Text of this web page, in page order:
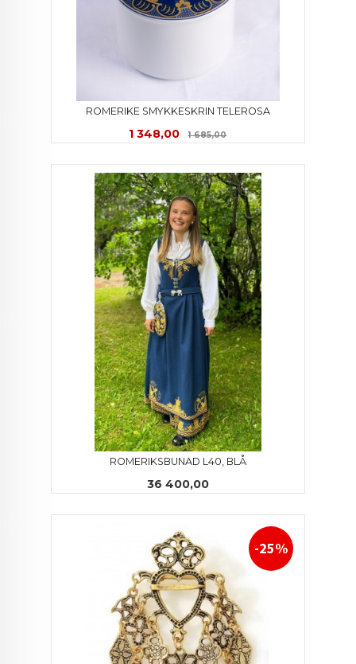
ROMERIKE SMYKKESKRIN TELEROSA
Tilbud
1 348,00 1 685,00Rabatt
ROMERIKSBUNAD L40, BLÅ
Pris
36 400,00
-25%